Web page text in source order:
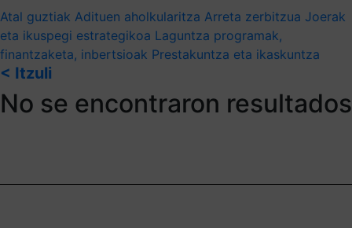
Atal guztiak Adituen aholkularitza Arreta zerbitzua Joerak
eta ikuspegi estrategikoa Laguntza programak,
finantzaketa, inbertsioak Prestakuntza eta ikaskuntza
< Itzuli
No se encontraron resultados